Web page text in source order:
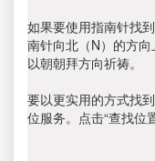
如果要使用指南针找
南针向北（N）的方
以朝朝拜方向祈祷。
要以更实用的方式找
位服务。点击“查找位